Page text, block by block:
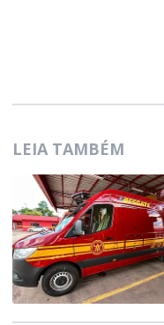
LEIA TAMBÉM